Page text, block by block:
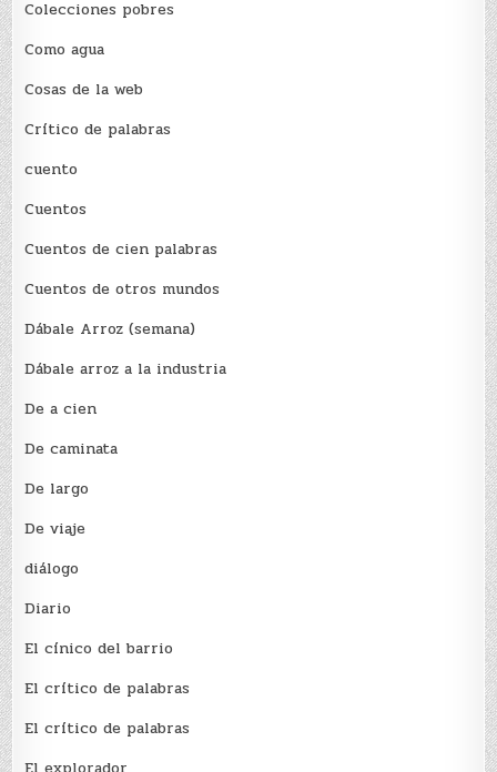
Colecciones pobres
Como agua
Cosas de la web
Crítico de palabras
cuento
Cuentos
Cuentos de cien palabras
Cuentos de otros mundos
Dábale Arroz (semana)
Dábale arroz a la industria
De a cien
De caminata
De largo
De viaje
diálogo
Diario
El cínico del barrio
El crí­tico de palabras
El crí­tico de palabras